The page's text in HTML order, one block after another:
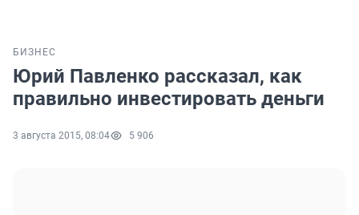
БИЗНЕС
Юрий Павленко рассказал, как
правильно инвестировать деньги
3 августа 2015, 08:04 5 906